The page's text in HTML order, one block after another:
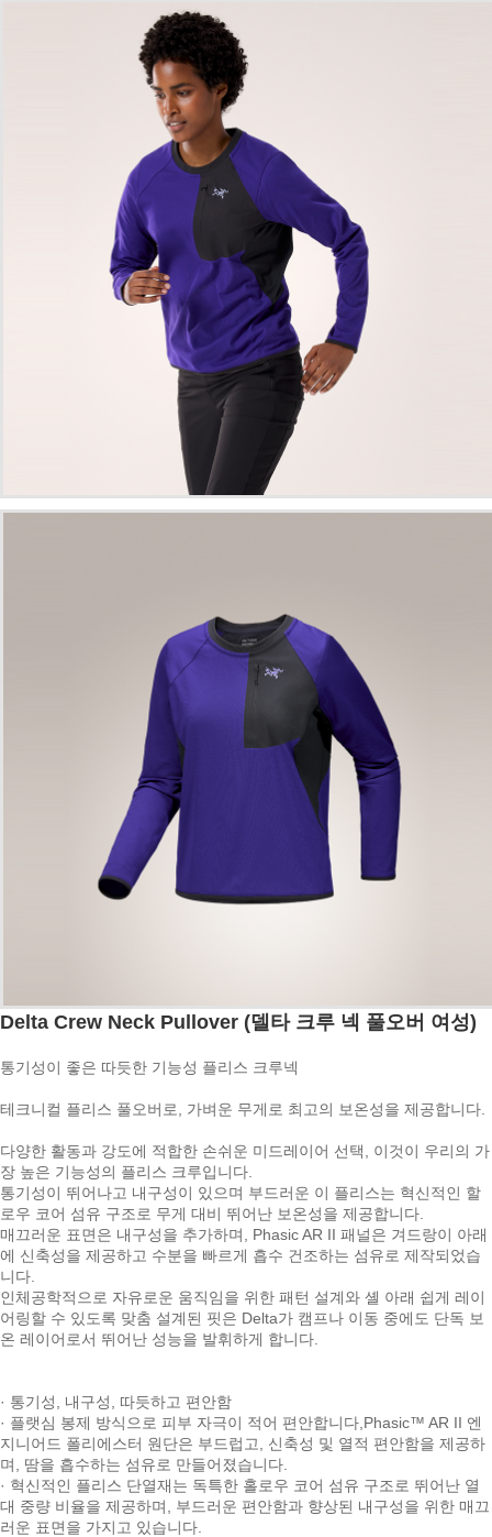
Delta Crew Neck Pullover (델타 크루 넥 풀오버 여성)
통기성이 좋은 따듯한 기능성 플리스 크루넥
테크니컬 플리스 풀오버로, 가벼운 무게로 최고의 보온성을 제공합니다.
다양한 활동과 강도에 적합한 손쉬운 미드레이어 선택, 이것이 우리의 가
장 높은 기능성의 플리스 크루입니다.
통기성이 뛰어나고 내구성이 있으며 부드러운 이 플리스는 혁신적인 할
로우 코어 섬유 구조로 무게 대비 뛰어난 보온성을 제공합니다.
매끄러운 표면은 내구성을 추가하며, Phasic AR II 패널은 겨드랑이 아래
에 신축성을 제공하고 수분을 빠르게 흡수 건조하는 섬유로 제작되었습
니다.
인체공학적으로 자유로운 움직임을 위한 패턴 설계와 셸 아래 쉽게 레이
어링할 수 있도록 맞춤 설계된 핏은 Delta가 캠프나 이동 중에도 단독 보
온 레이어로서 뛰어난 성능을 발휘하게 합니다.
· 통기성, 내구성, 따듯하고 편안함
· 플랫심 봉제 방식으로 피부 자극이 적어 편안합니다,Phasic™ AR II 엔
지니어드 폴리에스터 원단은 부드럽고, 신축성 및 열적 편안함을 제공하
며, 땀을 흡수하는 섬유로 만들어졌습니다.
· 혁신적인 플리스 단열재는 독특한 홀로우 코어 섬유 구조로 뛰어난 열
대 중량 비율을 제공하며, 부드러운 편안함과 향상된 내구성을 위한 매끄
러운 표면을 가지고 있습니다.